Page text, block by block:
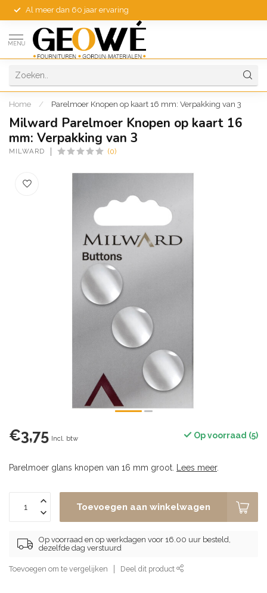
Al meer dan 60 jaar ervaring
MENU
Home / Parelmoer Knopen op kaart 16 mm: Verpakking van 3
Milward Parelmoer Knopen op kaart 16
mm: Verpakking van 3
MILWARD (0)
€3,75 Incl. btw Op voorraad (5)
Parelmoer glans knopen van 16 mm groot. Lees meer.
Toevoegen aan winkelwagen
Op voorraad en op werkdagen voor 16.00 uur besteld,
dezelfde dag verstuurd
Toevoegen om te vergelijken Deel dit product